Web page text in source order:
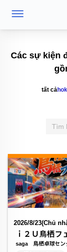
Các sự kiện
tất cả
2026/8/23(Chủ
ｉ２Ｕ鳥栖フ
saga 鳥栖卓球セン